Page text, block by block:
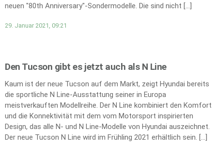
neuen "80th Anniversary"-Sondermodelle. Die sind nicht […]
29. Januar 2021, 09:21
Den Tucson gibt es jetzt auch als N Line
Kaum ist der neue Tucson auf dem Markt, zeigt Hyundai bereits
die sportliche N Line-Ausstattung seiner in Europa
meistverkauften Modellreihe. Der N Line kombiniert den Komfort
und die Konnektivität mit dem vom Motorsport inspirierten
Design, das alle N- und N Line-Modelle von Hyundai auszeichnet.
Der neue Tucson N Line wird im Frühling 2021 erhältlich sein. […]